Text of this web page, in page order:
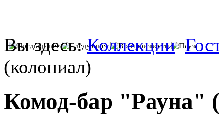
Вы здесь:Коллекции
(колониал)
Комод-бар "Рауна"